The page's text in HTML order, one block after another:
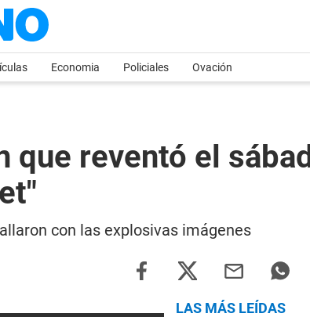
Economia Policiales Ovación
que reventó el
con las explosivas imágenes
LAS MÁS LEÍDAS